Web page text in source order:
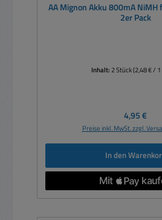
AA Mignon Akku 800mA
2er Pack
Inhalt:2 Stück(2,48 € /
Regulärer
4,95 €
Preise inkl. MwSt. zzgl.
In den